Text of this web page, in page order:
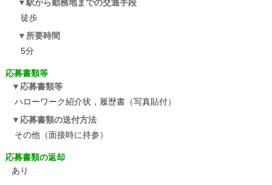
駅から勤務地までの交通手段
徒歩
所要時間
5分
応募書類等
応募書類等
ハローワーク紹介状，履歴書（写真貼付）
応募書類の送付方法
その他（面接時に持参）
応募書類の返却
あり